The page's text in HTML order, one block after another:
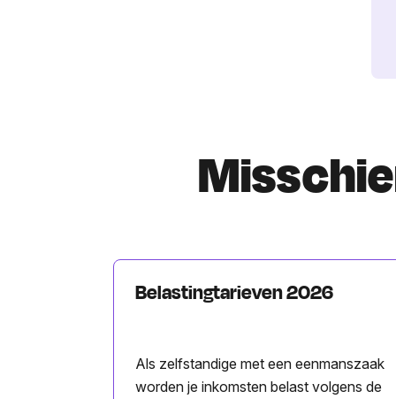
Belastingtarieven 2026
Als zelfstandige met een eenmanszaak
worden je inkomsten belast volgens de